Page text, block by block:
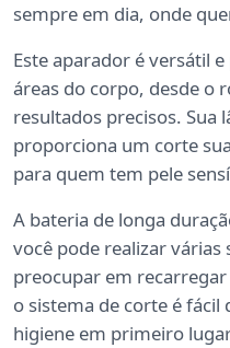
sempre em dia, onde
Este aparador é versátil
áreas do corpo, desde o
resultados precisos. Sua
proporciona um corte
para quem tem pele
A bateria de longa
você pode realizar várias
preocupar em
o sistema de corte é fácil
higiene em primeiro